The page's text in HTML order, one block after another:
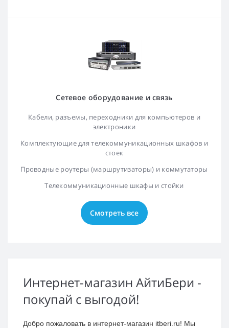
Сетевое оборудование и связь
Кабели, разъемы, переходники для компьютеров и
электроники
Комплектующие для телекоммуникационных шкафов и
стоек
Проводные роутеры (маршрутизаторы) и коммутаторы
Телекоммуникационные шкафы и стойки
Смотреть все
Интернет-магазин АйтиБери -
покупай с выгодой!
Добро пожаловать в интернет-магазин itberi.ru! Мы